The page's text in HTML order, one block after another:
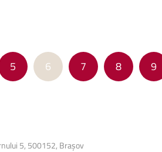
5 6 7 8 9
5, 500152, Brașov